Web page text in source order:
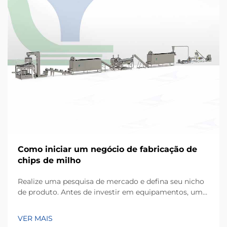
Como iniciar um negócio de fabricação de
chips de milho
Realize uma pesquisa de mercado e defina seu nicho
de produto. Antes de investir em equipamentos, um
consumidores locais. Os chips de milho, produzidos
VER MAIS